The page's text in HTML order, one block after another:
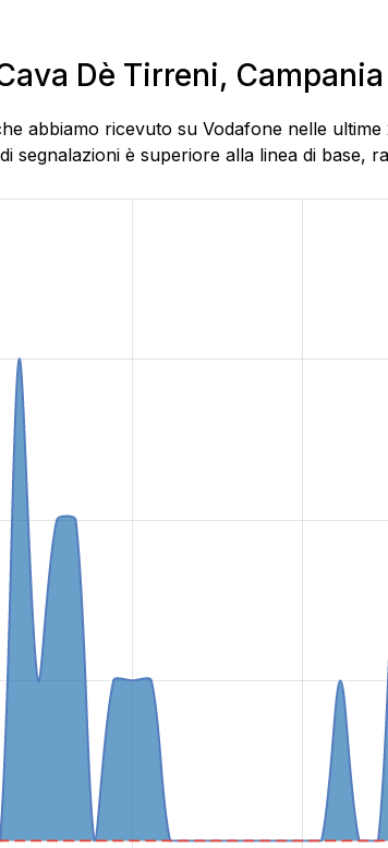
Dè Tirreni, Campania
abbiamo ricevuto su Vodafone nelle
è superiore alla linea di base,